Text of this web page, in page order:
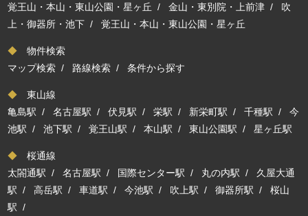
覚王山・本山・東山公園・星ヶ丘 /金山・東別院・上前津 / 吹
上・御器所・池下 /覚王山・本山・東山公園・星ヶ丘
◆ 物件検索
マップ検索 / 路線検索 /条件から探す
◆ 東山線
亀島駅 /名古屋駅 /伏見駅 /栄駅 / 新栄町駅 /千種駅 /今
池駅 /池下駅 /覚王山駅 /本山駅 /東山公園駅 /星ヶ丘駅
◆ 桜通線
太閤通駅 /名古屋駅 / 国際センター駅 / 丸の内駅 / 久屋大通
駅 /高岳駅 /車道駅 /今池駅 / 吹上駅 /御器所駅 /桜山
駅 /